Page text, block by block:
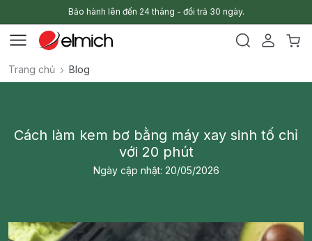
Bảo hành lên đến 24 tháng - đổi trả 30 ngày.
Trang chủ Blog
Cách làm kem bơ bằng máy xay sinh tố chỉ
với 20 phút
Ngày cập nhật: 20/05/2026